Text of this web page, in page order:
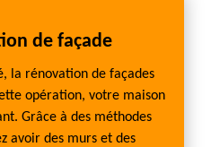
de façade
la rénovation de façades
opération, votre maison
Grâce à des méthodes
avoir des murs et des